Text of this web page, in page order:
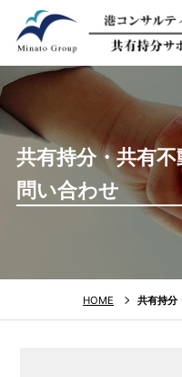
共有持分・共有
問い合わせ
HOME 共有持分